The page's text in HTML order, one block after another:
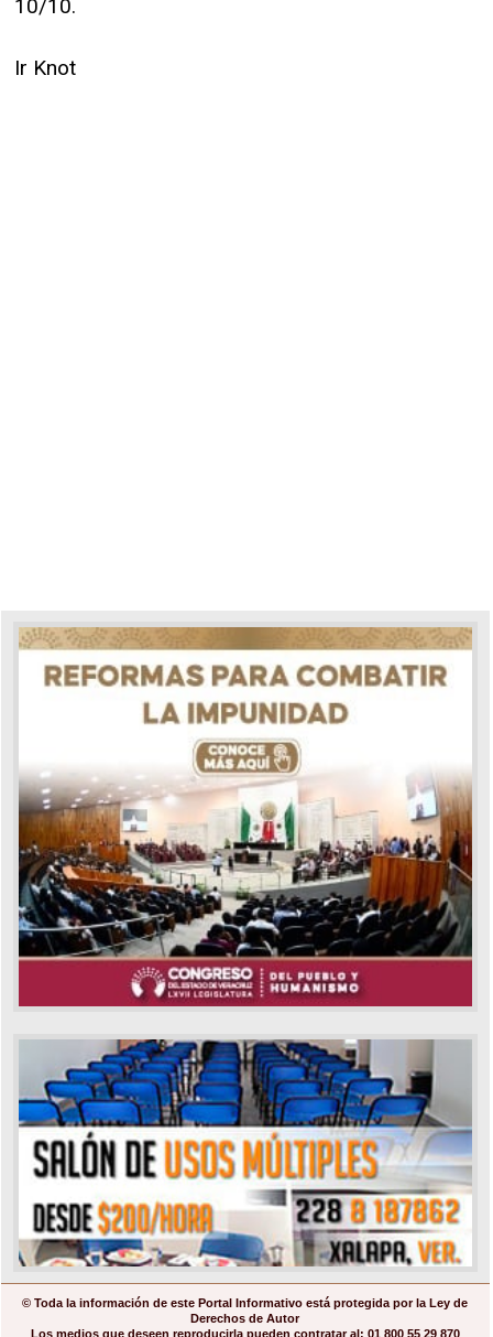
10/10.
Ir Knot
© Toda la información de este Portal Informativo está protegida por la Ley de
Derechos de Autor
Los medios que deseen reproducirla pueden contratar al: 01 800 55 29 870